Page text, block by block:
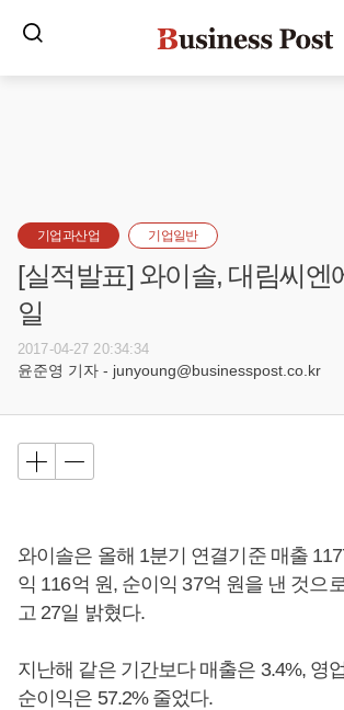
기업과산업 기업일반
[실적발표] 와이솔, 대림씨엔
일
2017-04-27 20:34:34
윤준영 기자 - junyoung@businesspost.co.kr
와이솔은 올해 1분기 연결기준 매출
익 116억 원, 순이익 37억 원을 낸 것으
고 27일 밝혔다.
지난해 같은 기간보다 매출은 3.4%, 영
순이익은 57.2% 줄었다.